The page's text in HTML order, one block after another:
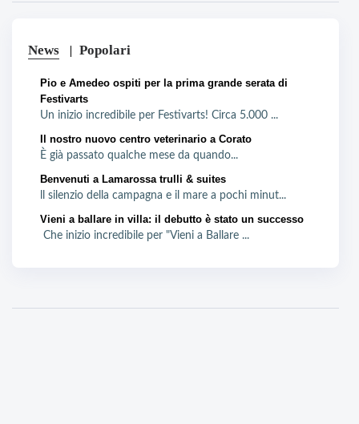
News Popolari
Pio e Amedeo ospiti per la prima grande serata di
Festivarts
Un inizio incredibile per Festivarts! Circa 5.000 ...
Il nostro nuovo centro veterinario a Corato
È già passato qualche mese da quando...
Benvenuti a Lamarossa trulli & suites
ll silenzio della campagna e il mare a pochi minut...
Vieni a ballare in villa: il debutto è stato un successo
Che inizio incredibile per "Vieni a Ballare ...